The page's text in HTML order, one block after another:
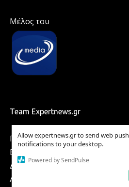
Allow expertnews.gr to send web push
notifications to your desktop.
Powered by SendPulse
Μέλος του
Team Expertnews.gr
Παππά Μαρία
Βλάχος Γιώργος
Δέδε Ιωάννα
Αντωνίου Γιάννης